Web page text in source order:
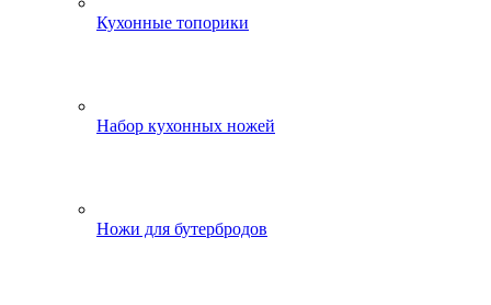
Кухонные топорики
Набор кухонных ножей
Ножи для бутербродов